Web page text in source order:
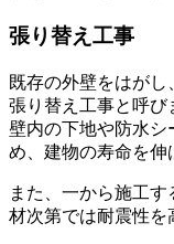
張り替え工事
既存の外壁をはがし
張り替え工事と呼び
壁内の下地や防水シ
め、建物の寿命を伸
また、一から施工
材次第では耐震性を